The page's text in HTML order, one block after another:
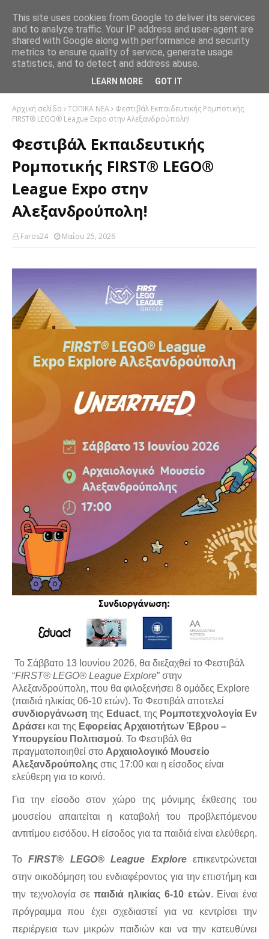
Αρχική σελίδα ΤΟΠΙΚΑ ΝΕΑ
Φεστιβάλ Εκπαιδευτικής Ρομποτικής
FIRST® LEGO® League Expo στην Αλεξανδρούπολη!
Φεστιβάλ Εκπαιδευτικής
Ρομποτικής FIRST® LEGO®
League Expo στην
Αλεξανδρούπολη!
Faros24 Μαΐου 25, 2026
Το Σάββατο 13 Ιουνίου 2026, θα διεξαχθεί το Φεστιβάλ
“FIRST® LEGO® League Explore” στην
Αλεξανδρούπολη, που θα φιλοξενήσει 8 ομάδες Explore
συνδιοργάνωση της Eduact, της Ρομποτεχνολογία Εν
Δράσει και της Εφορείας Αρχαιοτήτων Έβρου –
Υπουργείου Πολιτισμού. Το Φεστιβάλ θα
πραγματοποιηθεί στο Αρχαιολογικό Μουσείο
Αλεξανδρούπολης στις 17:00 και η είσοδος είναι
ελεύθερη για το κοινό.
Για την είσοδο στον χώρο της μόνιμης έκθεσης του
μουσείου απαιτείται η καταβολή του προβλεπόμενου
αντιτίμου εισόδου. Η είσοδος για τα παιδιά είναι ελεύθερη.
Το FIRST® LEGO® League Explore επικεντρώνεται
στην οικοδόμηση του ενδιαφέροντος για την επιστήμη και
την τεχνολογία σε παιδιά ηλικίας 6-10 ετών. Είναι ένα
πρόγραμμα που έχει σχεδιαστεί για να κεντρίσει την
περιέργεια των μικρών παιδιών και να την κατευθύνει
This site uses cookies from Google to deliver its services
and to analyze traffic. Your IP address and user-agent are
shared with Google along with performance and security
metrics to ensure quality of service, generate usage
statistics, and to detect and address abuse.
LEARN MORE GOT IT